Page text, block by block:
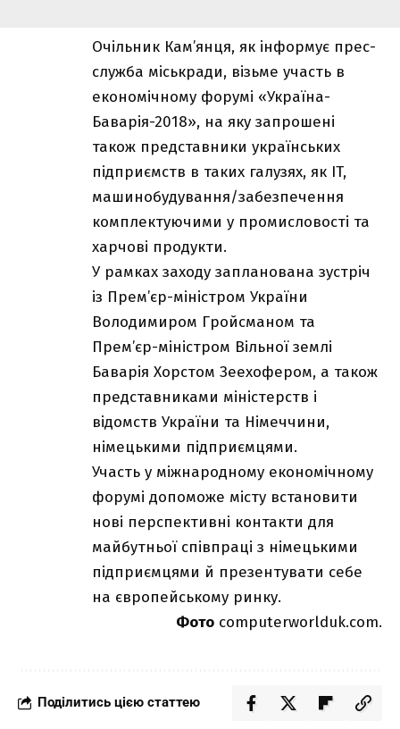
Очільник Кам’янця, як інформує прес-
служба міськради, візьме участь в
економічному форумі «Україна-
Баварія-2018», на яку запрошені
також представники українських
підприємств в таких галузях, як IT,
машинобудування/забезпечення
комплектуючими у промисловості та
харчові продукти.
У рамках заходу запланована зустріч
із Прем’єр-міністром України
Володимиром Гройсманом та
Прем’єр-міністром Вільної землі
Баварія Хорстом Зеехофером, а також
представниками міністерств і
відомств України та Німеччини,
німецькими підприємцями.
Участь у міжнародному економічному
форумі допоможе місту встановити
нові перспективні контакти для
майбутньої співпраці з німецькими
підприємцями й презентувати себе
на європейському ринку.
Фото computerworlduk.com.
Поділитись цією статтею